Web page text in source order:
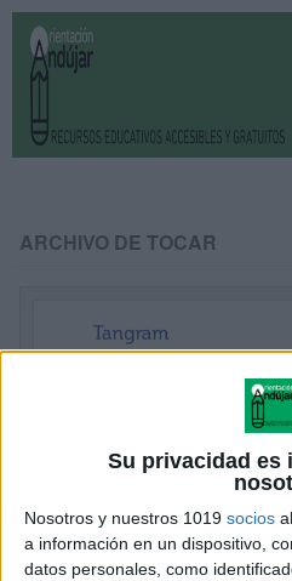
Su privacidad es
Nosotros y nuestros 1019 socios
a información en un dispositivo,
datos personales, como
ARCHIVO DE TOCAR